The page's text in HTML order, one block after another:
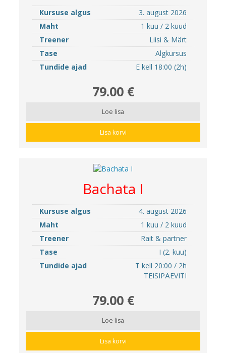
Kursuse algus
3. august 2026
Maht
1 kuu / 2 kuud
Treener
Liisi & Märt
Tase
Algkursus
Tundide ajad
E kell 18:00 (2h)
79.00 €
Loe lisa
Lisa korvi
Bachata I
Kursuse algus
4. august 2026
Maht
1 kuu / 2 kuud
Treener
Rait & partner
Tase
I (2. kuu)
Tundide ajad
T kell 20:00 / 2h
TEISIPÄEVITI
79.00 €
Loe lisa
Lisa korvi